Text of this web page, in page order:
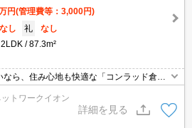
円(管理費等：3,000円)
なし 礼
なし
2LDK 87.3m²
なら、住み心地も快適な「コンラッド倉
のお家はファミリー向け物件でリビング
お部屋です。外装もおしゃれで快適な生活
ションです。
トワークイオン
詳細を見る